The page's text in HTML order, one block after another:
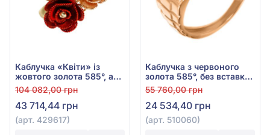
Каблучка «Квіти» із
жовтого золота 585°, арт.
429617
104 082,00 грн
43 714,44 грн
(арт. 429617)
Каблучка з червоного
золота 585°, без вставки,
арт. 510060
55 760,00 грн
24 534,40 грн
(арт. 510060)